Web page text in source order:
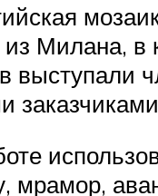
Милана, в
выступали
мрамор,